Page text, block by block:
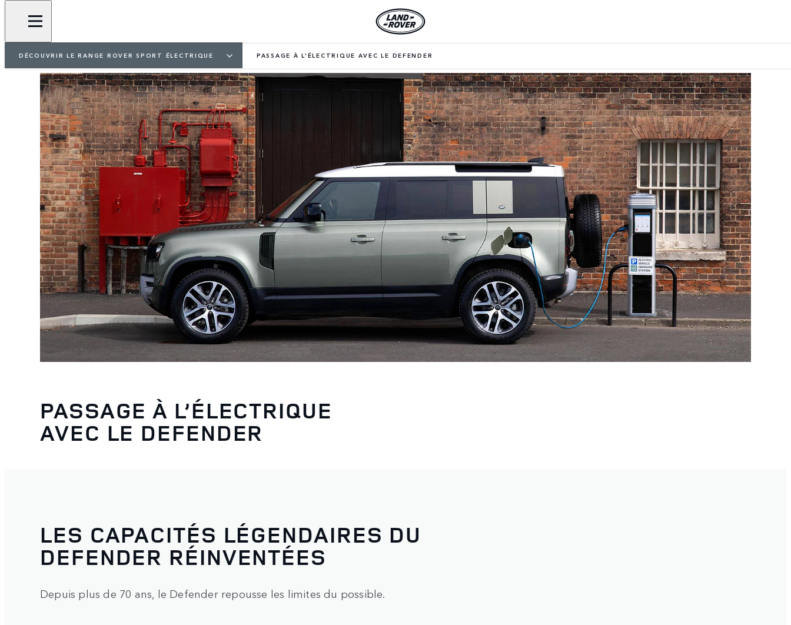
DÉCOUVRIR LE RANGE ROVER SPORT ÉLECTRIQUE PASSAGE À L’ÉLECTRIQUE AVEC LE DEFENDER
PASSAGE À L’ÉLECTRIQUE
AVEC LE DEFENDER
LES CAPACITÉS LÉGENDAIRES DU
DEFENDER RÉINVENTÉES
Depuis plus de 70 ans, le Defender repousse les limites du possible.